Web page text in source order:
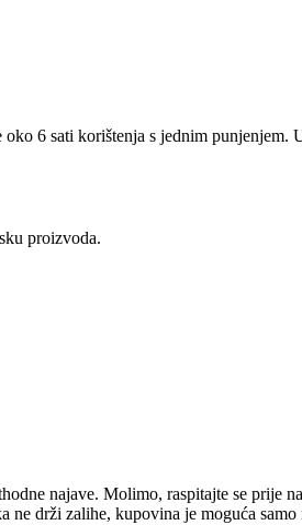
6 sati korištenja s jednim punjenjem.
proizvoda.
najave. Molimo, raspitajte se prije
drži zalihe, kupovina je moguća